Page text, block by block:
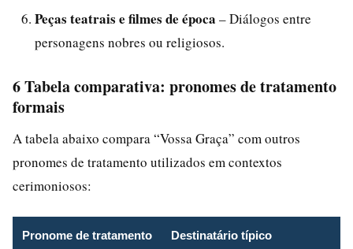
Peças teatrais e filmes de época – Diálogos entre
personagens nobres ou religiosos.
6 Tabela comparativa: pronomes de tratamento
formais
A tabela abaixo compara “Vossa Graça” com outros
pronomes de tratamento utilizados em contextos
cerimoniosos:
Pronome de tratamento Destinatário típico